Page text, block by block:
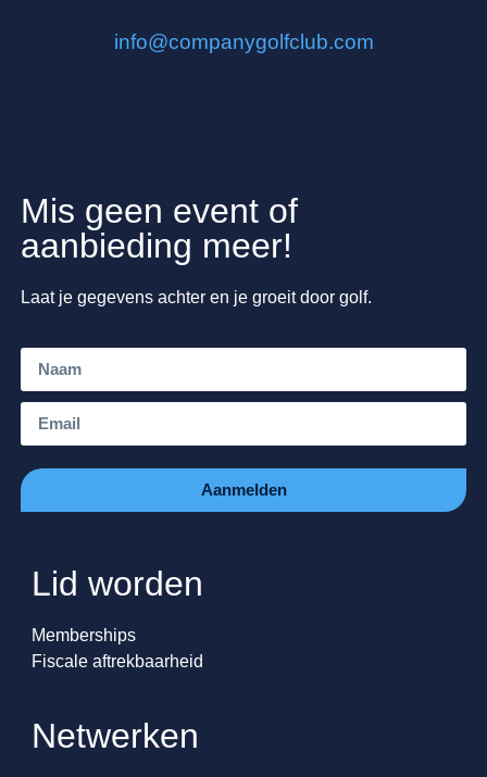
info@companygolfclub.com
Mis geen event of
aanbieding meer!
Laat je gegevens achter en je groeit door golf.
Aanmelden
Lid worden
Memberships
Fiscale aftrekbaarheid
Netwerken